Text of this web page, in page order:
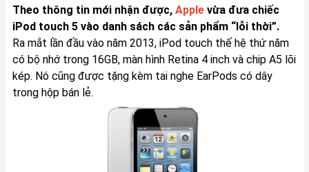
Theo thông tin mới nhận được, Applevừa đưa chiếc
iPod touch 5 vào danh sách các sản phẩm “lỗi thời”.
Ra mắt lần đầu vào năm 2013, iPod touch thế hệ thứ năm
có bộ nhớ trong 16GB, màn hình Retina 4 inch và chip A5 lõi
kép. Nó cũng được tặng kèm tai nghe EarPods có dây
trong hộp bán lẻ.